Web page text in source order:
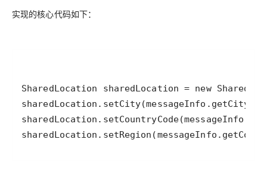
实现的核心代码如下：